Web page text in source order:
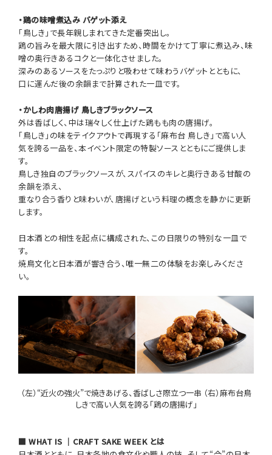
・鶏の味噌煮込み バゲット添え
「鳥しき」で長年親しまれてきた定番突出し。
鶏の旨みを最大限に引き出すため、時間をかけて丁寧に煮込み、味
噌の奥行きあるコクと一体化させました。
深みのあるソースをたっぷりと吸わせて味わうバゲットとともに、
口に運んだ後の余韻まで計算された一皿です。
・かしわ肉唐揚げ 鳥しきブラックソース
外は香ばしく、中は瑞々しく仕上げた鶏もも肉の唐揚げ。
「鳥しき」の味をテイクアウトで再現する「麻布台 鳥しき」で高い人
気を誇る一品を、本イベント限定の特製ソースとともにご提供しま
す。
鳥しき独自のブラックソースが、スパイスのキレと奥行きある甘酸の
余韻を添え、
重なり合う香りと味わいが、唐揚げという料理の概念を静かに更新
します。
日本酒との相性を起点に構成された、この日限りの特別な一皿で
す。
焼鳥文化と日本酒が響き合う、唯一無二の体験をお楽しみくださ
い。
（左）“近火の強火”で焼きあげる、香ばしさ際立つ一串 （右）麻布台鳥
しきで高い人気を誇る「鶏の唐揚げ」
■ WHAT IS ｜CRAFT SAKE WEEK とは